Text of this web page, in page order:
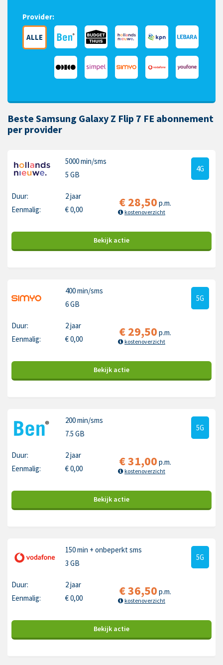
Provider:
ALLE
Beste Samsung Galaxy Z Flip 7 FE abonnement
per provider
5000 min/sms
5 GB
4G
Duur:
2 jaar
Eenmalig:
€0,00 €28,50 p.m.
kostenoverzicht
Bekijk actie
400 min/sms
6 GB
5G
Duur:
2 jaar
Eenmalig:
€0,00 €29,50 p.m.
kostenoverzicht
Bekijk actie
200 min/sms
7.5 GB
5G
Duur:
2 jaar
Eenmalig:
€0,00 €31,00 p.m.
kostenoverzicht
Bekijk actie
150 min + onbeperkt sms
3 GB
5G
Duur:
2 jaar
Eenmalig:
€0,00 €36,50 p.m.
kostenoverzicht
Bekijk actie